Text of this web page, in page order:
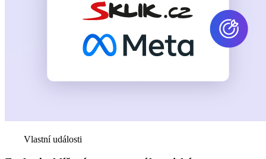
Vlastní události